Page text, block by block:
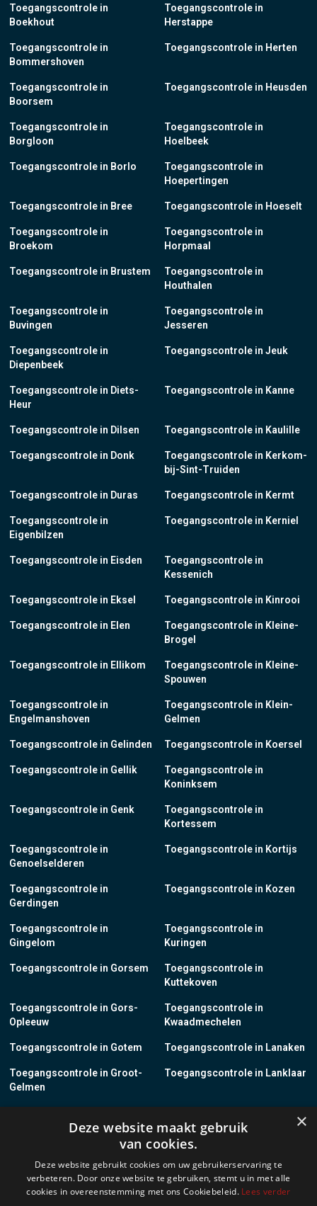
Toegangscontrole in
Boekhout
Toegangscontrole in
Bommershoven
Toegangscontrole in
Boorsem
Toegangscontrole in
Borgloon
Toegangscontrole in Borlo
Toegangscontrole in Bree
Toegangscontrole in
Broekom
Toegangscontrole in Brustem
Toegangscontrole in
Buvingen
Toegangscontrole in
Diepenbeek
Toegangscontrole in Diets-
Heur
Toegangscontrole in Dilsen
Toegangscontrole in Donk
Toegangscontrole in Duras
Toegangscontrole in
Eigenbilzen
Toegangscontrole in Eisden
Toegangscontrole in Eksel
Toegangscontrole in Elen
Toegangscontrole in Ellikom
Toegangscontrole in
Engelmanshoven
Toegangscontrole in Gelinden
Toegangscontrole in Gellik
Toegangscontrole in Genk
Toegangscontrole in
Genoelselderen
Toegangscontrole in
Gerdingen
Toegangscontrole in
Gingelom
Toegangscontrole in Gorsem
Toegangscontrole in Gors-
Opleeuw
Toegangscontrole in Gotem
Toegangscontrole in Groot-
Gelmen
Toegangscontrole in Grote-
Brogel
Toegangscontrole in Grote-
Toegangscontrole in
Herstappe
Toegangscontrole in Herten
Toegangscontrole in Heusden
Toegangscontrole in
Hoelbeek
Toegangscontrole in
Hoepertingen
Toegangscontrole in Hoeselt
Toegangscontrole in
Horpmaal
Toegangscontrole in
Houthalen
Toegangscontrole in
Jesseren
Toegangscontrole in Jeuk
Toegangscontrole in Kanne
Toegangscontrole in Kaulille
Toegangscontrole in Kerkom-
bij-Sint-Truiden
Toegangscontrole in Kermt
Toegangscontrole in Kerniel
Toegangscontrole in
Kessenich
Toegangscontrole in Kinrooi
Toegangscontrole in Kleine-
Brogel
Toegangscontrole in Kleine-
Spouwen
Toegangscontrole in Klein-
Gelmen
Toegangscontrole in Koersel
Toegangscontrole in
Koninksem
Toegangscontrole in
Kortessem
Toegangscontrole in Kortijs
Toegangscontrole in Kozen
Toegangscontrole in
Kuringen
Toegangscontrole in
Kuttekoven
Toegangscontrole in
Kwaadmechelen
Toegangscontrole in Lanaken
Toegangscontrole in Lanklaar
Toegangscontrole in
Leopoldsburg
Toegangscontrole in Leut
×
Deze website maakt gebruik
van cookies.
Deze website gebruikt cookies om uw gebruikerservaring te
verbeteren. Door onze website te gebruiken, stemt u in met alle
cookies in overeenstemming met ons Cookiebeleid. Lees verder